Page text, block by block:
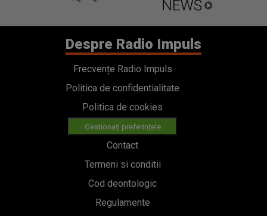
Despre Radio Impuls
Frecvențe Radio Impuls
Politica de confidentialitate
Politica de cookies
Gestionați preferințele
Contact
Termeni si conditii
Cod deontologic
Regulamente